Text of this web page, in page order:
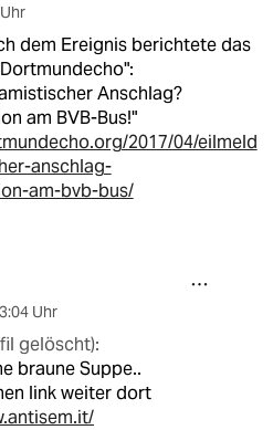
dem Ereignis berichtete das
Anschlag?
am BVB-Bus!"
2017/04/eilmeld
anschlag-
am-bvb-bus/
Uhr
gelöscht):
braune Suppe..
link weiter dort